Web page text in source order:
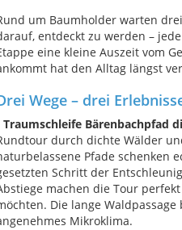
um Baumholder warten
entdeckt zu werden –
eine kleine Auszeit vom
hat den Alltag längst
Wege – drei
Traumschleife Bärenbachpfad
durch dichte Wälder
Pfade schenken
Schritt der
machen die Tour
Die lange
Mikroklima.